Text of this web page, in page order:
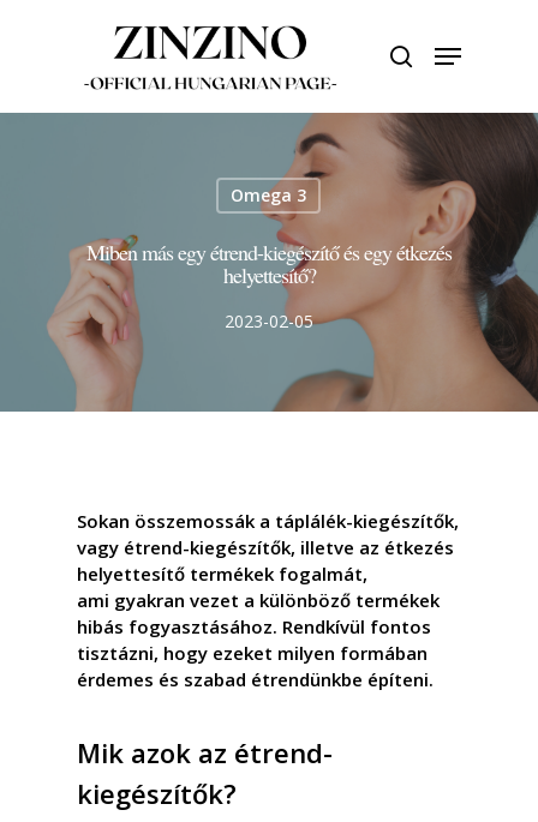
search
Menu
Omega 3
Miben más egy étrend-kiegészítő és egy étkezés
helyettesítő?
2023-02-05
Sokan összemossák a táplálék-kiegészítők,
vagy étrend-kiegészítők, illetve az étkezés
helyettesítő termékek fogalmát,
ami gyakran vezet a különböző termékek
hibás fogyasztásához. Rendkívül fontos
tisztázni, hogy ezeket milyen formában
érdemes és szabad étrendünkbe építeni.
Mik azok az étrend-
kiegészítők?